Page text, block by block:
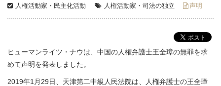
人権活動家・民主化活動 人権活動家・司法の独立 声明
ヒューマンライツ・ナウは、中国の人権弁護士王全璋の無罪を求
めて声明を発表しました。
2019年1月29日、天津第二中級人民法院は、人権弁護士の王全璋